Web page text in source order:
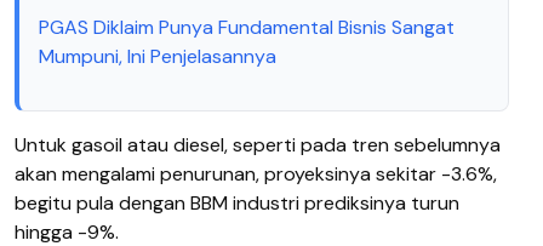
PGAS Diklaim Punya Fundamental Bisnis Sangat
Mumpuni, Ini Penjelasannya
Untuk gasoil atau diesel, seperti pada tren sebelumnya
akan mengalami penurunan, proyeksinya sekitar -3.6%,
begitu pula dengan BBM industri prediksinya turun
hingga -9%.